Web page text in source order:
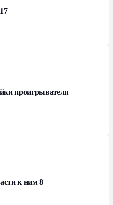
17
проигрывателя
к ним8